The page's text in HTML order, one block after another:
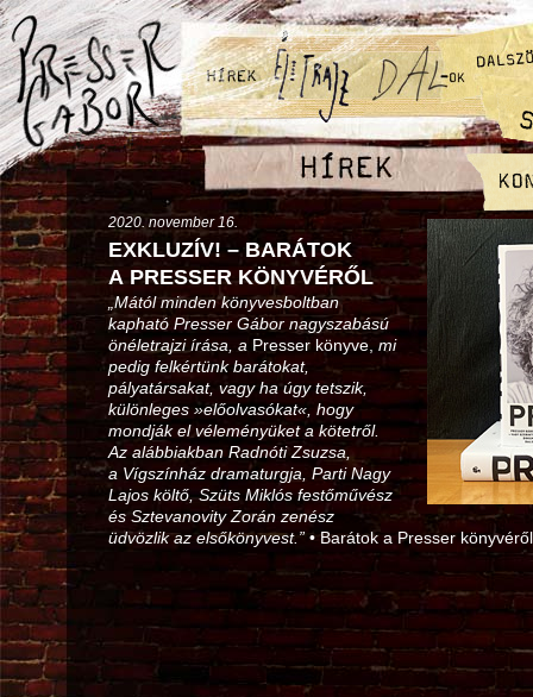
2020. november 16.
EXKLUZÍV! – BARÁTOK
A PRESSER KÖNYVÉRŐL
„Mától minden könyvesboltban
kapható Presser Gábor nagyszabású
önéletrajzi írása, a Presser könyve, mi
pedig felkértünk barátokat,
pályatársakat, vagy ha úgy tetszik,
különleges »előolvasókat«, hogy
mondják el véleményüket a kötetről.
Az alábbiakban Radnóti Zsuzsa,
a Vígszínház dramaturgja, Parti Nagy
Lajos költő, Szüts Miklós festőművész
és Sztevanovity Zorán zenész
üdvözlik az elsőkönyvest.” • Barátok a Presser